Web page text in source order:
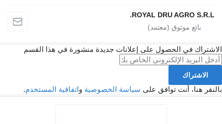
ROYAL DRU AGRO S.R.L.
في الحصول على إعلانات جديدة منشورة في هذا القسم
الاشتراك
هنا، أنت توافق على سياسة الخصوصيةواتفاقية المستخدم.